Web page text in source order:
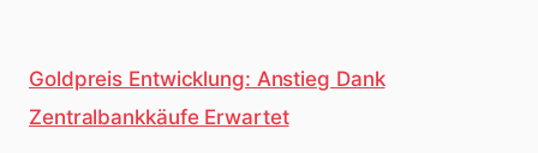
Goldpreis Entwicklung: Anstieg Dank
Zentralbankkäufe Erwartet